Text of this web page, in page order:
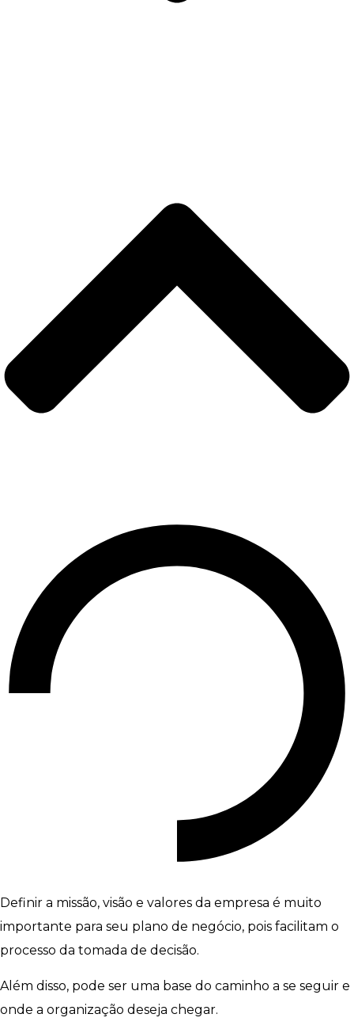
Definir a missão, visão e valores da empresa é muito
importante para seu plano de negócio, pois facilitam o
processo da tomada de decisão.
Além disso, pode ser uma base do caminho a se seguir e
onde a organização deseja chegar.